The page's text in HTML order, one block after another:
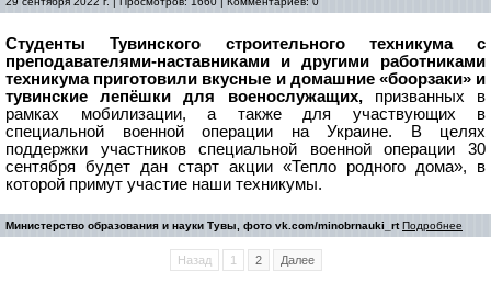
Студенты Тувинского строительного техникума с
преподавателями-наставниками и другими работниками
техникума приготовили вкусные и домашние «боорзаки» и
тувинские лепёшки для военослужащих,призванных в
рамках мобилизации, а также для участвующих в
специальной военной операции на Украине.
В целях
поддержки участников специальной военной операции 30
сентября будет дан старт акции «Тепло родного дома», в
которой примут участие наши техникумы.
Министерство образования и науки Тувы, фото vk.com/minobrnauki_rt Подробнее
Назад 1 2 Далее